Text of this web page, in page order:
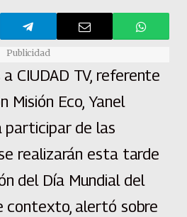
Publicidad
CIUDAD TV, referente
Misión Eco, Yanel
participar de las
realizarán esta tarde
del Día Mundial del
contexto, alertó sobre